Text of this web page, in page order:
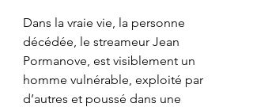
Dans la vraie vie, la personne
décédée, le streameur Jean
Pormanove, est visiblement un
homme vulnérable, exploité par
d’autres et poussé dans une